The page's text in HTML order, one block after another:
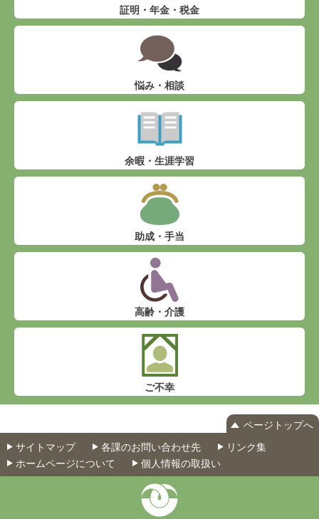
証明・年金・税金
悩み・相談
余暇・生涯学習
助成・手当
高齢・介護
ご不幸
ページトップへ
サイトマップ
各課のお問い合わせ先
リンク集
ホームページについて
個人情報の取扱い